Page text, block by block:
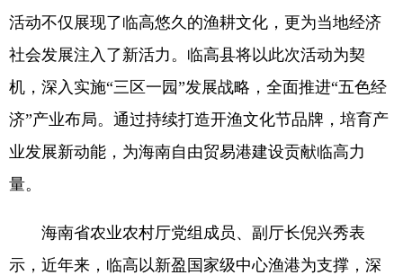
活动不仅展现了临高悠久的渔耕文化，更为当地经济
社会发展注入了新活力。临高县将以此次活动为契
机，深入实施“三区一园”发展战略，全面推进“五色经
济”产业布局。通过持续打造开渔文化节品牌，培育产
业发展新动能，为海南自由贸易港建设贡献临高力
量。
海南省农业农村厅党组成员、副厅长倪兴秀表
示，近年来，临高以新盈国家级中心渔港为支撑，深